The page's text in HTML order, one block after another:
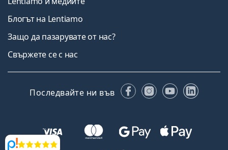
Блогът на Lentiamo
Защо да пазарувате от нас?
Свържете се с нас
Последвайте ни във FacebookInstagram
YouTube